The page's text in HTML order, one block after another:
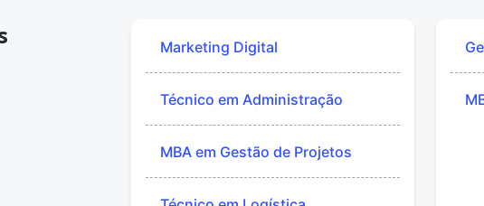
Marketing Digital
Técnico em Administração
MBA em Gestão de Projetos